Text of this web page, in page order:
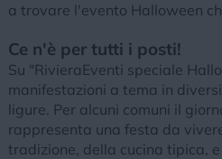
a trovare l'evento Halloween
Ce n'è per tutti i posti!
Su "RivieraEventi speciale
manifestazioni a tema in
ligure. Per alcuni comuni il
rappresenta una festa da
tradizione, della cucina tipica,